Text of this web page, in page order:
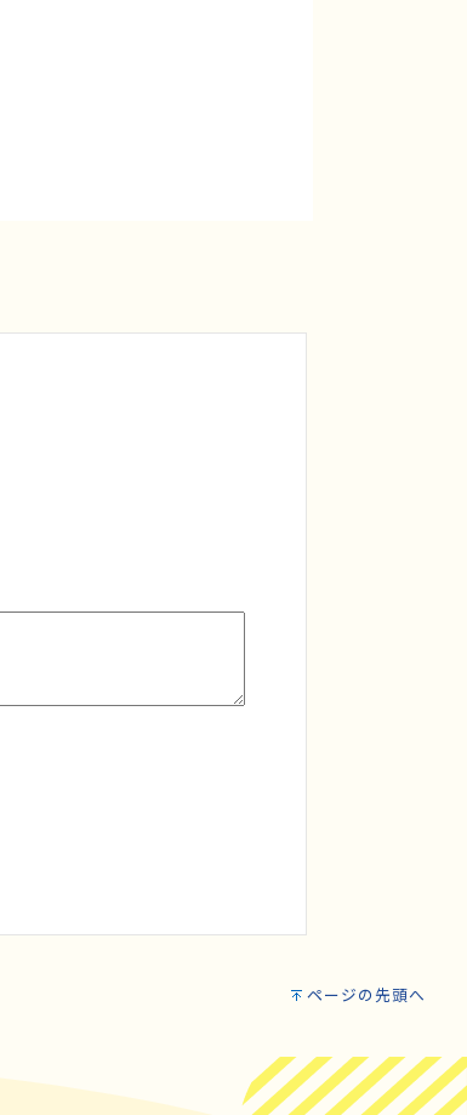
ページの先頭へ